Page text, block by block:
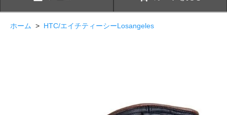
ホーム > HTC/エイチティーシーLosangeles